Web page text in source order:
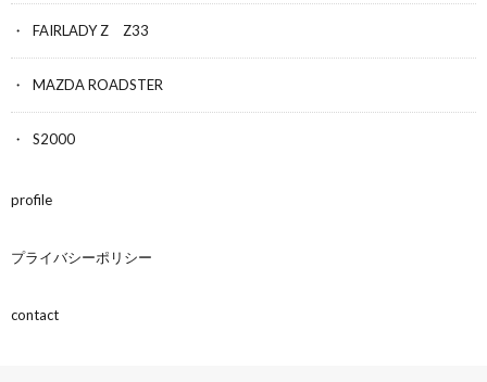
FAIRLADY Z Z33
MAZDA ROADSTER
S2000
profile
プライバシーポリシー
contact